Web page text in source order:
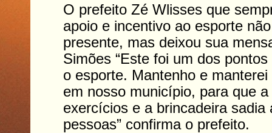
O prefeito Zé Wlisses que
apoio e incentivo ao esporte
presente, mas deixou sua
Simões “Este foi um dos
o esporte. Mantenho e
em nosso município, para que
exercícios e a brincadeira sadia
pessoas” confirma o prefeito.